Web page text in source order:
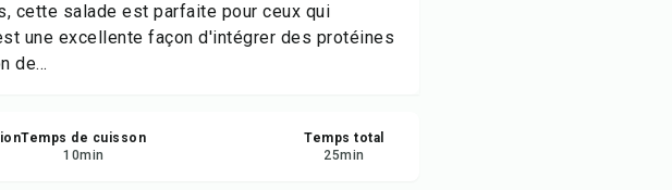
Signaler
cette salade est parfaite pour ceux qui
une excellente façon d'intégrer des protéines
de...
Temps de cuisson
10min
Temps total
25min